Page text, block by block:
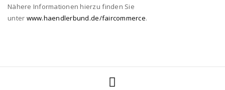
Nähere Informationen hierzu finden Sie
unter www.haendlerbund.de/faircommerce.